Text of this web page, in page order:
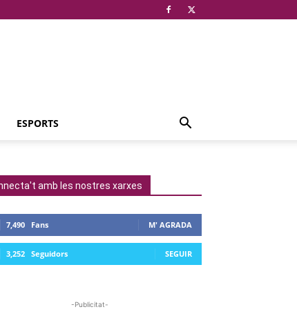
ESPORTS
amb les nostres xarxes
7,490 Fans M' AGRADA
3,252 Seguidors SEGUIR
-Publicitat-